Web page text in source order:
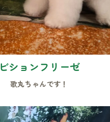
ビションフリーゼ
歌丸ちゃんです！